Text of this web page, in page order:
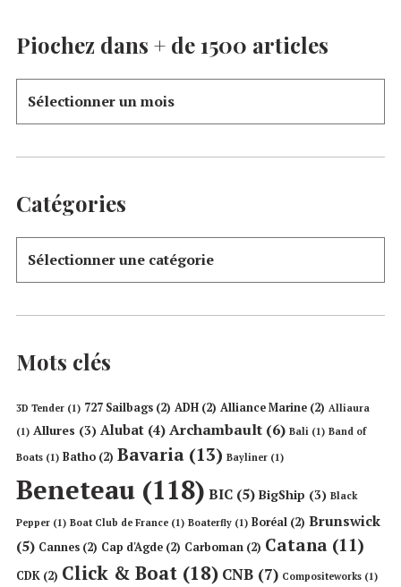
Piochez dans + de 1500 articles
Catégories
Mots clés
3D Tender (1) 727 Sailbags (2) ADH (2) Alliance Marine (2) Alliaura
(1) Allures (3) Alubat (4) Archambault (6) Bali (1) Band of
Boats (1) Batho (2) Bavaria (13) Bayliner (1)
Beneteau (118) BIC (5) BigShip (3) Black
Pepper (1) Boat Club de France (1) Boaterfly (1) Boréal (2) Brunswick
(5) Cannes (2) Cap d'Agde (2) Carboman (2) Catana (11)
CDK (2) Click & Boat (18) CNB (7) Compositeworks (1)